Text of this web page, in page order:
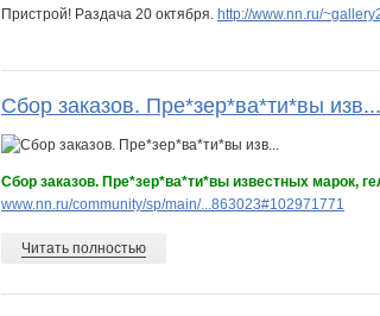
Пристрой! Раздача 20 октября. http://www.nn.ru/
Сбор заказов. Пре*зер*ва*ти*вы изв...
Сбор заказов. Пре*зер*ва*ти*вы известных марок,
www.nn.ru/community/sp/main/...863023#102971771
Читать полностью